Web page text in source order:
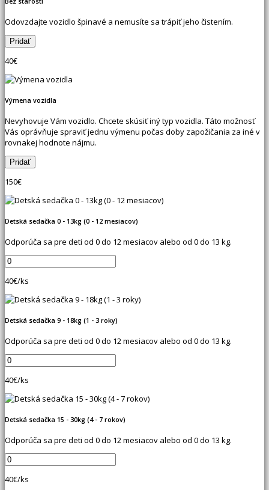
Odovzdajte vozidlo špinavé a nemusíte sa trápiť jeho čistením.
40€
Výmena vozidla
Nevyhovuje Vám vozidlo. Chcete skúsiť iný typ vozidla. Táto možnosť
Vás oprávňuje spraviť jednu výmenu počas doby zapožičania za iné v
rovnakej hodnote nájmu.
150€
Detská sedačka 0 - 13kg (0 - 12 mesiacov)
Odporúča sa pre deti od 0 do 12 mesiacov alebo od 0 do 13 kg.
40€/ks
Detská sedačka 9 - 18kg (1 - 3 roky)
Odporúča sa pre deti od 0 do 12 mesiacov alebo od 0 do 13 kg.
40€/ks
Detská sedačka 15 - 30kg (4 - 7 rokov)
Odporúča sa pre deti od 0 do 12 mesiacov alebo od 0 do 13 kg.
40€/ks